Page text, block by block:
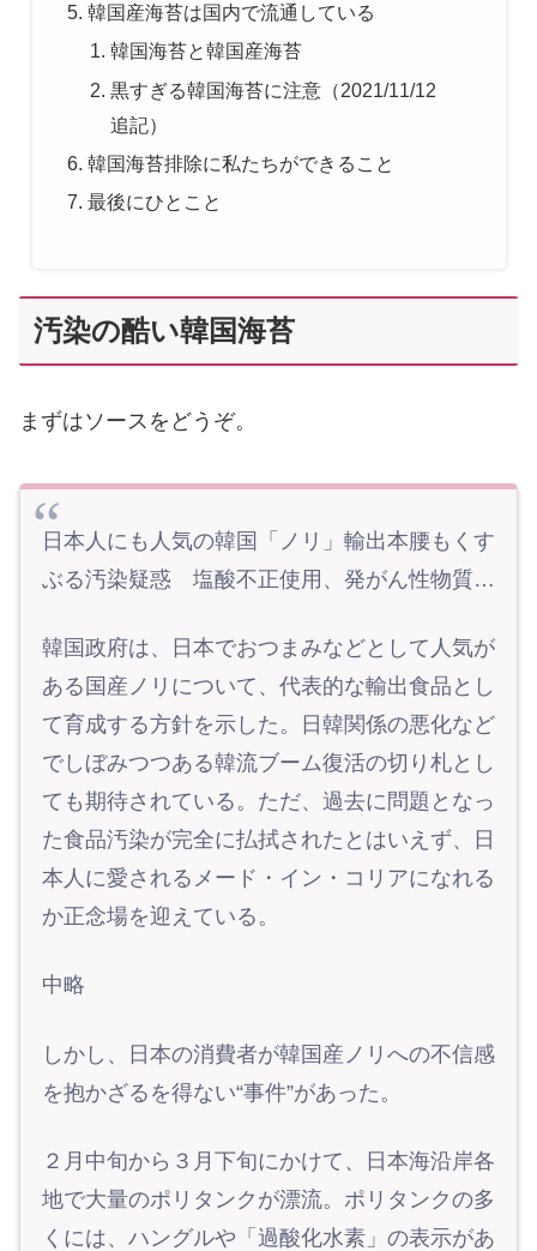
韓国産海苔は国内で流通している
韓国海苔と韓国産海苔
黒すぎる韓国海苔に注意（2021/11/12
追記）
韓国海苔排除に私たちができること
最後にひとこと
汚染の酷い韓国海苔
まずはソースをどうぞ。
日本人にも人気の韓国「ノリ」輸出本腰もくす
ぶる汚染疑惑 塩酸不正使用、発がん性物質…
韓国政府は、日本でおつまみなどとして人気が
ある国産ノリについて、代表的な輸出食品とし
て育成する方針を示した。日韓関係の悪化など
でしぼみつつある韓流ブーム復活の切り札とし
ても期待されている。ただ、過去に問題となっ
た食品汚染が完全に払拭されたとはいえず、日
本人に愛されるメード・イン・コリアになれる
か正念場を迎えている。
中略
しかし、日本の消費者が韓国産ノリへの不信感
を抱かざるを得ない“事件”があった。
２月中旬から３月下旬にかけて、日本海沿岸各
地で大量のポリタンクが漂流。ポリタンクの多
くには、ハングルや「過酸化水素」の表示があ